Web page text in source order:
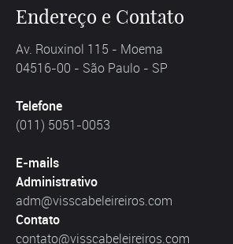
Endereço e Contato
Av. Rouxinol 115 - Moema
04516-00 - São Paulo - SP
Telefone
(011) 5051-0053
E-mails
Administrativo
adm@visscabeleireiros.com
Contato
contato@visscabeleireiros.com